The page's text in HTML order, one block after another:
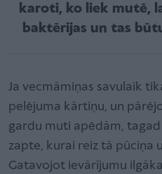
karoti, ko liek mutē,
baktērijas un tas
Ja vecmāmiņas savulaik
pelējuma kārtiņu, un
gardu muti apēdām,
zapte, kurai reiz tā pūciņa
Gatavojot ievārījumu